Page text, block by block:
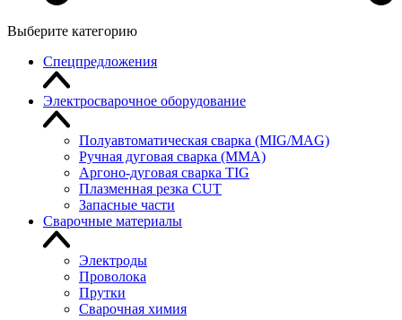
Выберите категорию
Спецпредложения
Электросварочное оборудование
Полуавтоматическая сварка (MIG/MAG)
Ручная дуговая сварка (MMA)
Аргоно-дуговая сварка TIG
Плазменная резка CUT
Запасные части
Сварочные материалы
Электроды
Проволока
Прутки
Сварочная химия